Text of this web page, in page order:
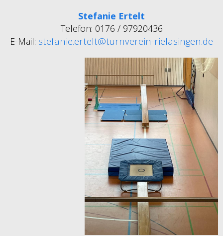
Stefanie Ertelt
Telefon: 0176 / 97920436
E-Mail: stefanie.ertelt@turnverein-rielasingen.de